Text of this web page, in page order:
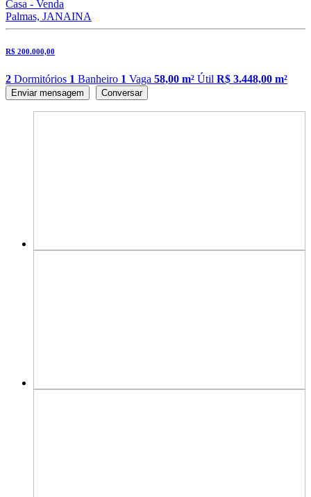
Casa - Venda
Palmas, JANAINA
R$ 200.000,00
2 Dormitórios 1 Banheiro 1 Vaga 58,00 m² Útil R$ 3.448,00 m²
Enviar mensagem Conversar